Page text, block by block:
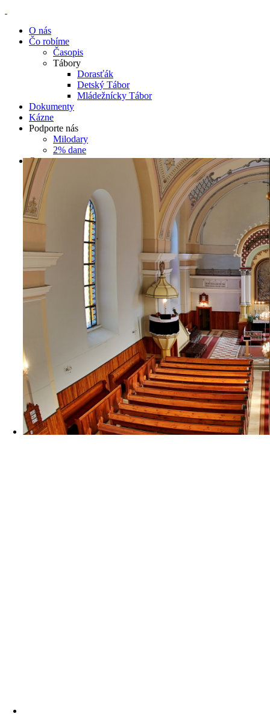
O nás
Čo robíme
Časopis
Tábory
Dorasťák
Detský Tábor
Mládežnícky Tábor
Dokumenty
Kázne
Podporte nás
Milodary
2% dane
Oznamy